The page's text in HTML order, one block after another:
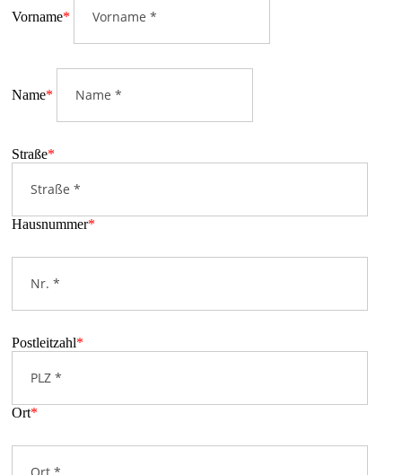
Vorname*
Name*
Straße*
Hausnummer*
Postleitzahl*
Ort*